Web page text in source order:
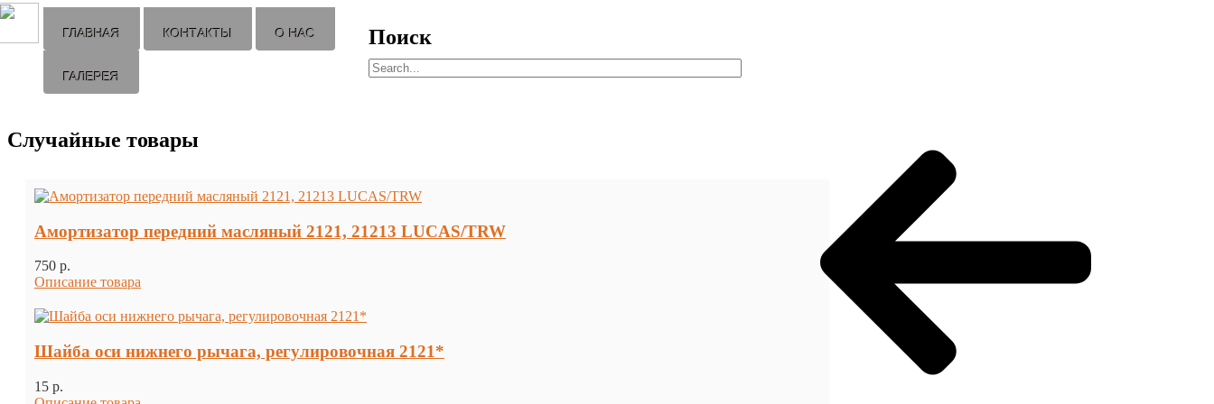
ГЛАВНАЯ КОНТАКТЫ О НАС
ГАЛЕРЕЯ
Поиск
Случайные товары
Амортизатор передний масляный 2121, 21213 LUCAS/TRW
750 p.
Описание товара
Шайба оси нижнего рычага, регулировочная 2121*
15 p.